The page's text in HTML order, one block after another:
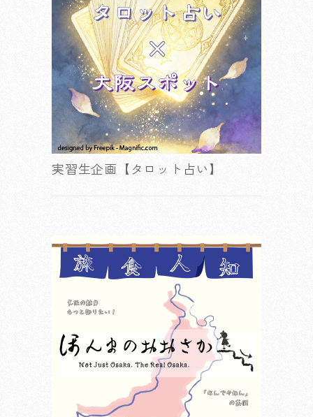
実習生企画【タロット占い】